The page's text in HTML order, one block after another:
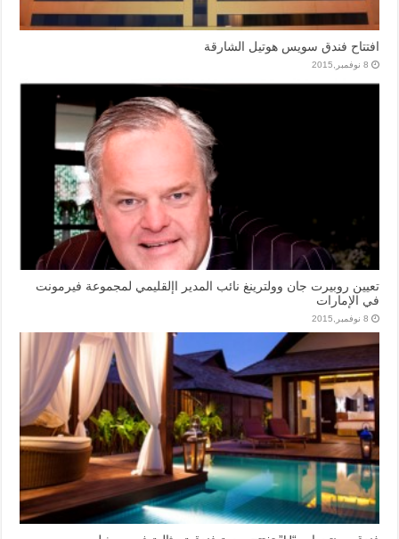
افتتاح فندق سويس هوتيل الشارقة
8 نوفمبر,2015
تعيين روبيرت جان وولترينغ نائب المدير اإلقليمي لمجموعة فيرمونت
في الإمارات
8 نوفمبر,2015